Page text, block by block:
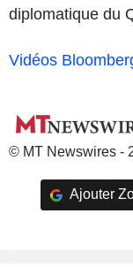
diplomatique du
Vidéos
© MT Newswires -
Ajouter